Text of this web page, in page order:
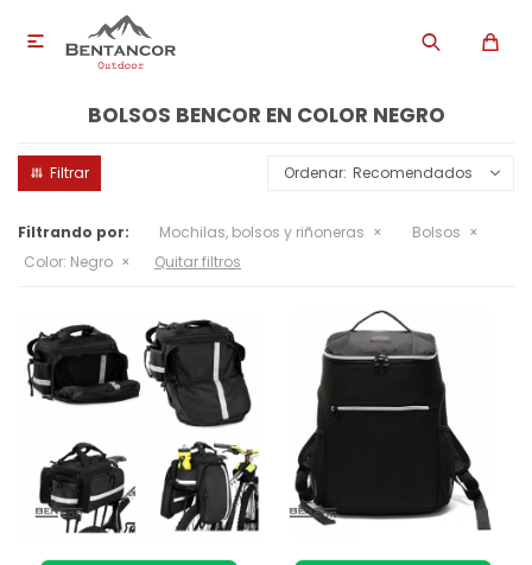

BOLSOS BENCOR EN COLOR NEGRO
Recomendados
Filtrando por: Mochilas, bolsos y riñoneras
Bolsos
Color: Negro Quitar filtros